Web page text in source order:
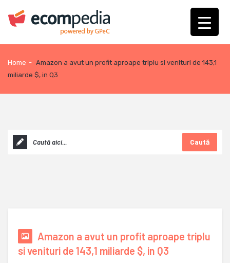
Home - Amazon a avut un profit aproape triplu si venituri de 143,1
miliarde $, in Q3
Caută
Amazon a avut un profit aproape triplu
si venituri de 143,1 miliarde $, in Q3